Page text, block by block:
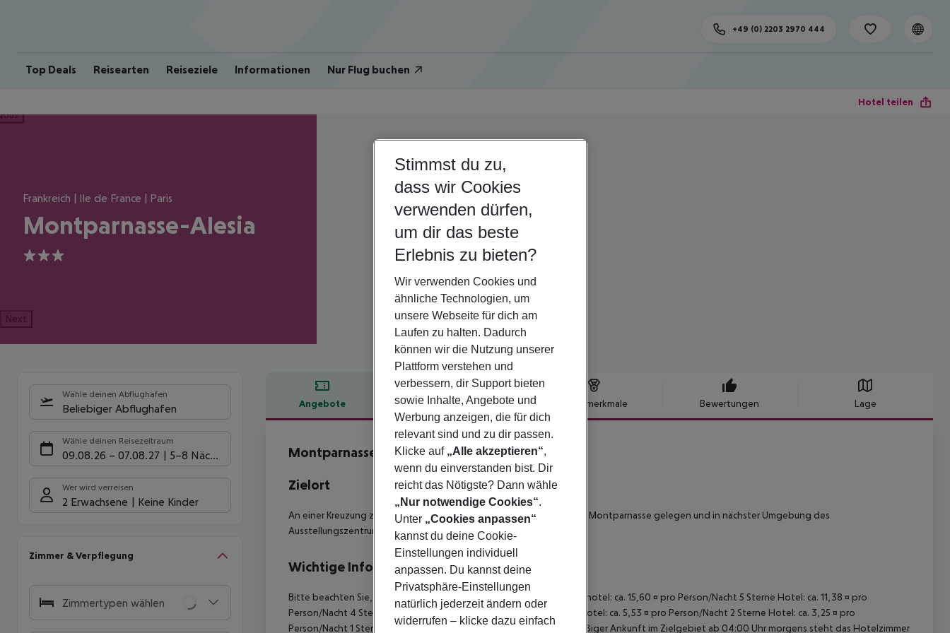
Top Deals Reisearten Reiseziele Informationen Nur Flug buchen
+49 (0) 2203 2970 444
Hotel teilen
Frankreich | Ile de France | Paris
Montparnasse-Alesia
3
Next
Wähle deinen Abflughafen
Beliebiger Abflughafen
Wähle deinen Reisezeitraum
09.08.26 – 07.08.27 5-8 Nächte
Wer wird verreisen
2 Erwachsene Keine Kinder
Zimmer & Verpflegung
Zimmertypen wählen
Angebote Hotelbeschreibung Hotelmerkmale Bewertungen Lage
Hotelbeschreibung
Montparnasse-Alesia
3
Zielort
An einer Kreuzung zwischen den wichtigsten Geschäftsbezirken von Montparnasse gelegen und in nächster Umgebung des
Ausstellungszentrums Porte de Versailles
Wichtige Informationen
Bitte beachten Sie, dass vor Ort eine Touristensteuer fällig ist. Luxushotel: ca. 15,60 ¤ pro Person/Nacht 5 Sterne Hotel: ca. 11,38 ¤ pro
Person/Nacht 4 Sterne Hotel: ca. 8,45 ¤ pro Person/Nacht 3 Sterne Hotel: ca. 5,53 ¤ pro Person/Nacht 2 Sterne Hotel: ca. 3,25 ¤ pro
Person/Nacht 1 Sterne Hotel: ca. 2,60 ¤ pro Person/Nacht Bei planmäßiger Ankunft im Zielgebiet ab 04:00 Uhr morgens steht das Hotelzimmer
Stimmst du zu,
dass wir Cookies
verwenden dürfen,
um dir das beste
Erlebnis zu bieten?
Wir verwenden Cookies und
ähnliche Technologien, um
unsere Webseite für dich am
Laufen zu halten. Dadurch
können wir die Nutzung unserer
Plattform verstehen und
verbessern, dir Support bieten
sowie Inhalte, Angebote und
Werbung anzeigen, die für dich
relevant sind und zu dir passen.
Klicke auf „Alle akzeptieren“,
wenn du einverstanden bist. Dir
reicht das Nötigste? Dann wähle
„Nur notwendige Cookies“.
Unter „Cookies anpassen“
kannst du deine Cookie-
Einstellungen individuell
anpassen. Du kannst deine
Privatsphäre-Einstellungen
natürlich jederzeit ändern oder
widerrufen – klicke dazu einfach